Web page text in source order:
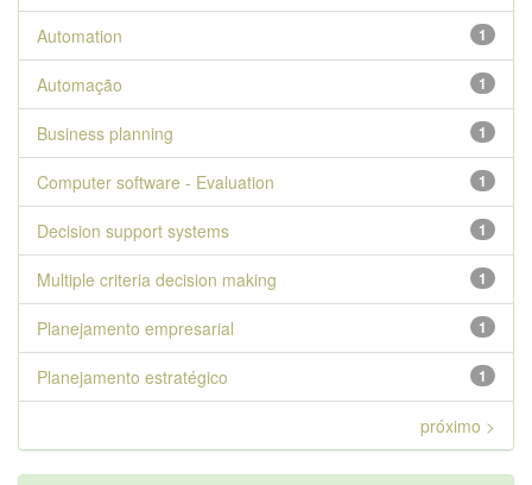
1
Automation
1
Automação
1
Business planning
1
Computer software - Evaluation
1
Decision support systems
1
Multiple criteria decision making
1
Planejamento empresarial
1
Planejamento estratégico
próximo >